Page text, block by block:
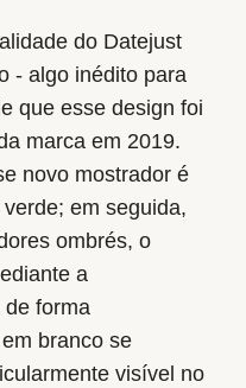
do Datejust
- algo inédito para
que esse design foi
marca em 2019.
novo mostrador é
em seguida,
ombrés, o
a
forma
branco se
visível no